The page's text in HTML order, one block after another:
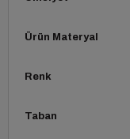
Ürün Materyal
Renk
Taban